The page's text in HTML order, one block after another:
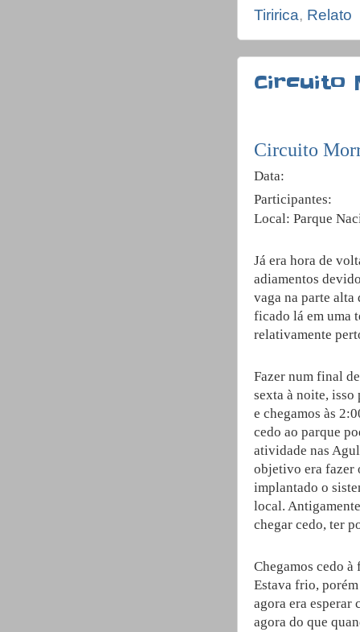
Tiririca, Relato
Circuito
Circuito
Data:
Participantes:
Local: Parque
Já era hora de
adiamentos
vaga na parte
ficado lá em uma
relativamente
Fazer num final
sexta à noite, isso
e chegamos às
cedo ao parque
atividade nas
objetivo era fazer
implantado o
local.
chegar cedo, ter
Chegamos cedo
Estava frio, porém
agora era esperar
agora do que